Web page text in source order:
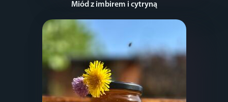
Miód z imbirem i cytryną